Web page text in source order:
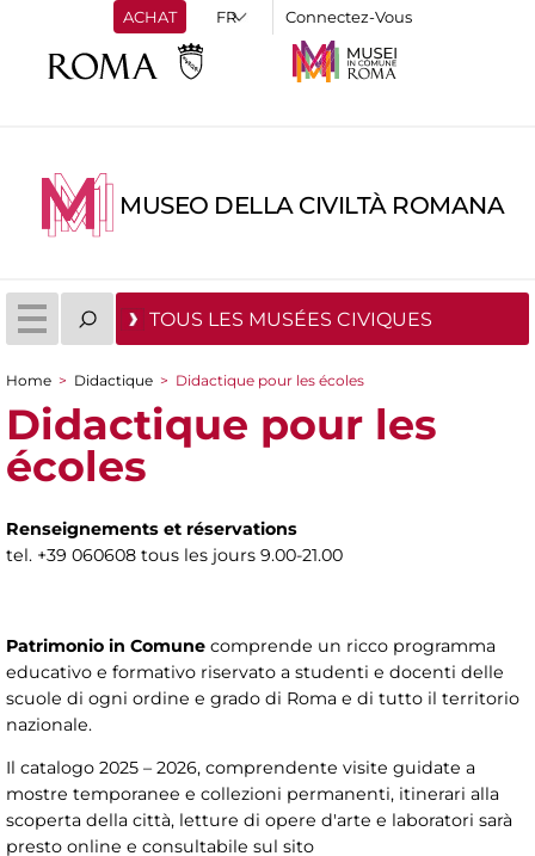
ACHAT Connectez-Vous
MUSEO DELLA CIVILTÀ ROMANA
TOUS LES MUSÉES CIVIQUES
You are here
Home > Didactique > Didactique pour les écoles
Didactique pour les
écoles
Renseignements et réservations
tel. +39 060608 tous les jours 9.00-21.00
Patrimonio in Comune comprende un ricco programma
educativo e formativo riservato a studenti e docenti delle
scuole di ogni ordine e grado di Roma e di tutto il territorio
nazionale.
Il catalogo 2025 – 2026, comprendente visite guidate a
mostre temporanee e collezioni permanenti, itinerari alla
scoperta della città, letture di opere d'arte e laboratori sarà
presto online e consultabile sul sito